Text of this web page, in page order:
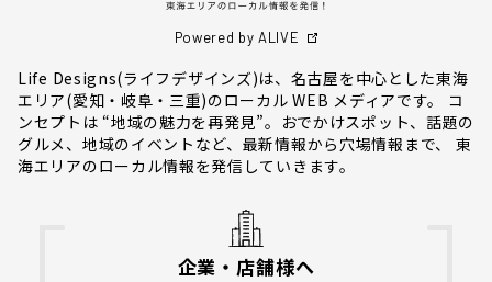
Powered by ALIVE
Life Designs(ライフデザインズ)は、名古屋を中心とした東海
エリア(愛知・岐阜・三重)のローカル WEB メディアです。 コ
ンセプトは “地域の魅力を再発見”。おでかけスポット、話題の
グルメ、地域のイベントなど、最新情報から穴場情報まで、 東
海エリアのローカル情報を発信していきます。
企業・店舗様へ